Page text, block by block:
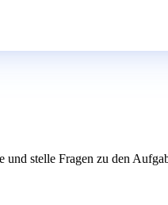
stelle Fragen zu den